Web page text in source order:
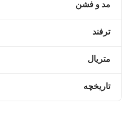
مد و فشن
ترفند
متریال
تاریخچه